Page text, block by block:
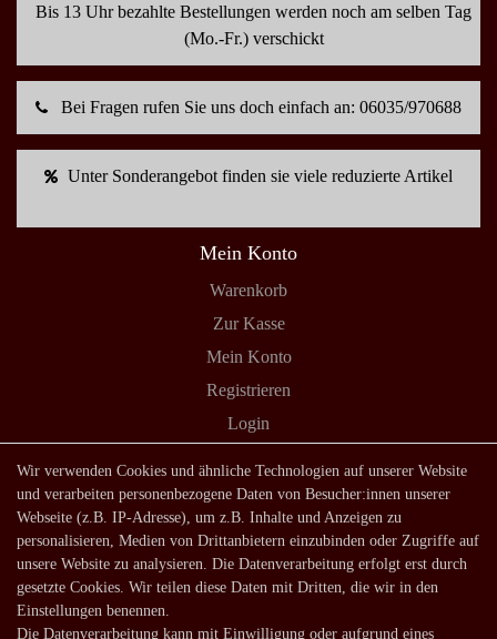
Bis 13 Uhr bezahlte Bestellungen werden noch am selben Tag
(Mo.-Fr.) verschickt
Bei Fragen rufen Sie uns doch einfach an: 06035/970688
Unter Sonderangebot finden sie viele reduzierte Artikel
Mein Konto
Warenkorb
Zur Kasse
Mein Konto
Registrieren
Login
Shop
Lagerverkauf
Zahlungsarten
Versandarten und -kosten
Wir verwenden Cookies und ähnliche Technologien auf unserer Website
und verarbeiten personenbezogene Daten von Besucher:innen unserer
Webseite (z.B. IP-Adresse), um z.B. Inhalte und Anzeigen zu
personalisieren, Medien von Drittanbietern einzubinden oder Zugriffe auf
unsere Website zu analysieren. Die Datenverarbeitung erfolgt erst durch
gesetzte Cookies. Wir teilen diese Daten mit Dritten, die wir in den
Einstellungen benennen.
Die Datenverarbeitung kann mit Einwilligung oder aufgrund eines